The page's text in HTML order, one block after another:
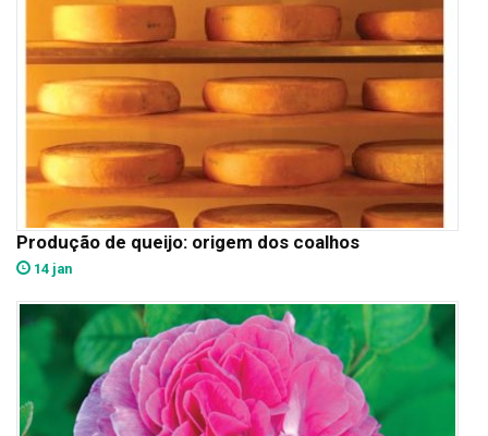
Produção de queijo: origem dos coalhos
14 jan